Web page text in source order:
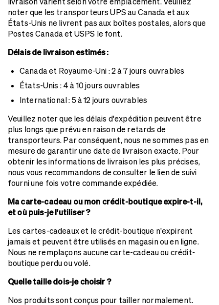
noter que les transporteurs UPS au Canada et aux
États-Unis ne livrent pas aux boîtes postales, alors que
Postes Canada et USPS le font.
Délais de livraison estimés :
Canada et Royaume-Uni : 2 à 7 jours ouvrables
États-Unis : 4 à 10 jours ouvrables
International : 5 à 12 jours ouvrables
Veuillez noter que les délais d'expédition peuvent être
plus longs que prévu en raison de retards de
transporteurs. Par conséquent, nous ne sommes pas en
mesure de garantir une date de livraison exacte. Pour
obtenir les informations de livraison les plus précises,
nous vous recommandons de consulter le lien de suivi
fourni une fois votre commande expédiée.
Ma carte-cadeau ou mon crédit-boutique expire-t-il,
et où puis-je l'utiliser ?
Les cartes-cadeaux et le crédit-boutique n'expirent
jamais et peuvent être utilisés en magasin ou en ligne.
Nous ne remplaçons aucune carte-cadeau ou crédit-
boutique perdu ou volé.
Quelle taille dois-je choisir ?
Nos produits sont conçus pour tailler normalement.